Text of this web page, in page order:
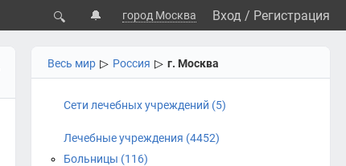
🔍 🔔 город Москва Вход / Регистрация
Весь мир ▷ Россия ▷ г. Москва
Сети лечебных учреждений (5)
Лечебные учреждения (4452)
Больницы (116)